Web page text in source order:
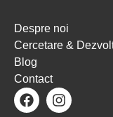
Despre noi
Cercetare &
Blog
Contact
(se (se